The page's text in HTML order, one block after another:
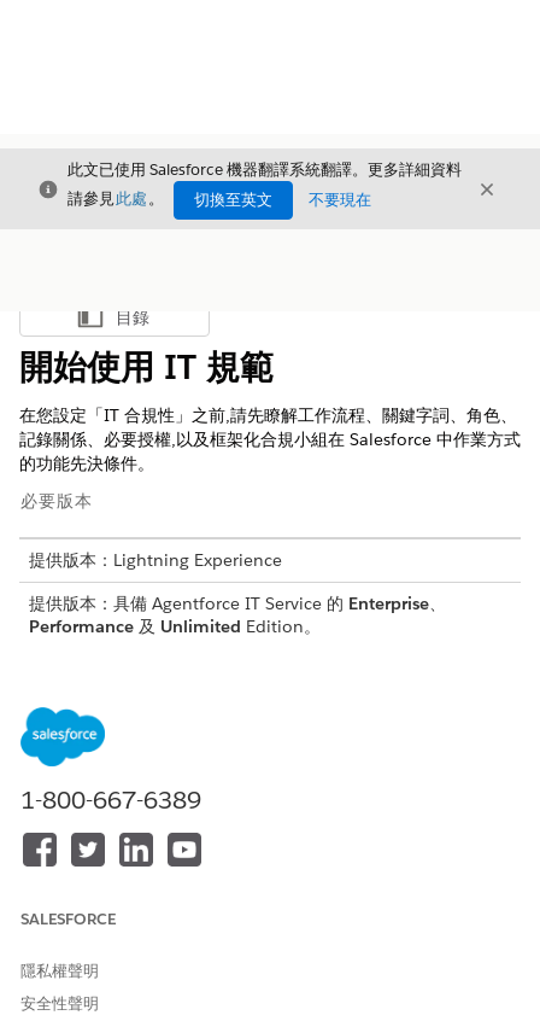
結束
此文已使用 Salesforce 機器翻譯系統翻譯。更多詳細資料
請參見此處。 切換至英文 不要現在 結束
顯示目錄
目錄
開始使用 IT 規範
在您設定「IT 合規性」之前,請先瞭解工作流程、關鍵字詞、角色、
記錄關係、必要授權,以及框架化合規小組在 Salesforce 中作業方式
的功能先決條件。
必要版本
提供版本：Lightning Experience
提供版本：具備 Agentforce IT Service 的 Enterprise、
Performance 及 Unlimited Edition。
Agentforce IT Service。瞭解五個主要工作流程如何透過風險
管理、稽核和補救措施與外部法規連線。
資訊合規性的關鍵角色
畫之間協同合作。瞭解誰會執行哪些動作來協助您指派正確的權
限集、設定存取權,以及設計適合您組織的工作流程。
權、權限集授權和權限集。檢閱可供貴組織使用的附加元件,然
後將正確的權限集指派給您的合規管理員、履行者、員工和 AI
使用者。
1-800-667-6389
SALESFORCE
隱私權聲明
安全性聲明